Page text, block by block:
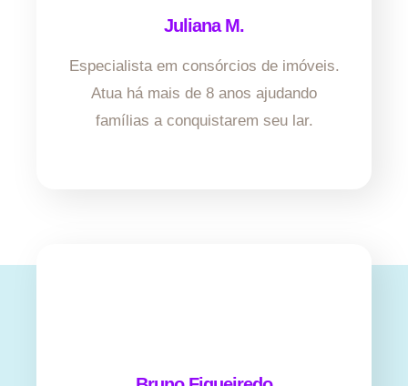
Juliana M.
Especialista em consórcios de imóveis.
Atua há mais de 8 anos ajudando
famílias a conquistarem seu lar.